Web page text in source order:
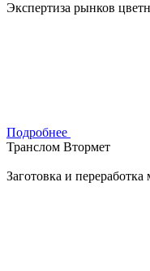
Экспертиза рынков
Подробнее
Транслом Втормет
Заготовка и переработка